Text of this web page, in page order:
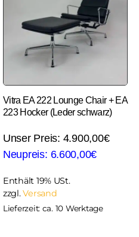
Vitra EA 222 Lounge Chair + EA
223 Hocker (Leder schwarz)
4.900,00€
6.600,00€
Enthält 19% USt.
zzgl.Versand
Lieferzeit: ca. 10 Werktage